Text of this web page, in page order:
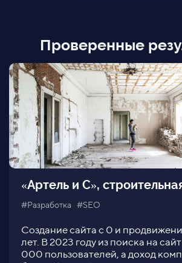
Проверенные
СК Флагман, инвентарные
#Разработка #SEO #Дизайн
Редизайн и перенос сайта на
админ-панель ModX. Главный
выведен в ТОП-10 Яндекс. Работы